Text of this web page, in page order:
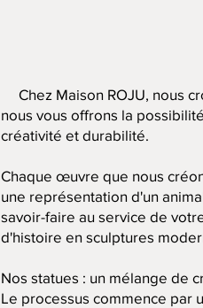
Chez Maison ROJU, nous
nous vous offrons la
créativité et durabilité.
Chaque œuvre que nous
une représentation d'un
savoir-faire au service de
d'histoire en sculptures
Nos statues : un mélange de
Le processus commence par